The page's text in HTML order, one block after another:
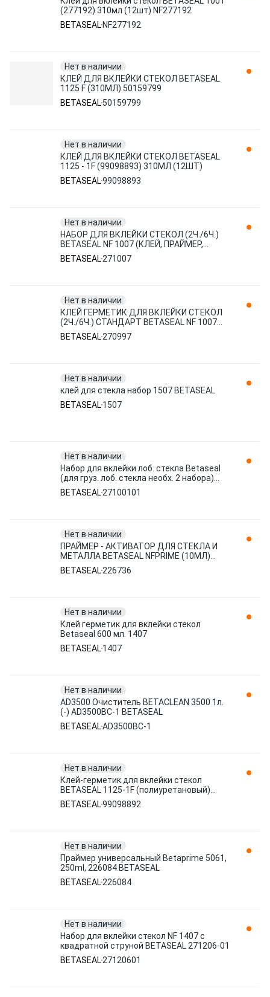
(277192) 310мл (12шт) NF277192
BETASEAL NF277192
Нет в наличии
КЛЕЙ ДЛЯ ВКЛЕЙКИ СТЕКОЛ BETASEAL
1125 F (310МЛ) 50159799
BETASEAL50159799
Нет в наличии
КЛЕЙ ДЛЯ ВКЛЕЙКИ СТЕКОЛ BETASEAL
1125 - 1F (99098893) 310МЛ (12ШТ)
BETASEAL99098893
Нет в наличии
НАБОР ДЛЯ ВКЛЕЙКИ СТЕКОЛ (2Ч./6Ч.)
BETASEAL NF 1007 (КЛЕЙ, ПРАЙМЕР,
АППЛИКАТОР,САЛФЕТКА, БЕЗ СТРУНЫ)
271007
BETASEAL271007
Нет в наличии
КЛЕЙ ГЕРМЕТИК ДЛЯ ВКЛЕЙКИ СТЕКОЛ
(2Ч./6Ч.) СТАНДАРТ BETASEAL NF 1007
(310МЛ) КАРТУШ 270997
BETASEAL270997
Нет в наличии
клей для стекла набор 1507 BETASEAL
BETASEAL1507
Нет в наличии
Набор для вклейки лоб. стекла Betaseal
(для груз. лоб. стекла необх. 2 набора)
или + туба 27100101
BETASEAL27100101
Нет в наличии
ПРАЙМЕР - АКТИВАТОР ДЛЯ СТЕКЛА И
МЕТАЛЛА BETASEAL NFPRIME (10МЛ)
226736
BETASEAL226736
Нет в наличии
Клей герметик для вклейки стекол
Betaseal 600 мл. 1407
BETASEAL1407
Нет в наличии
AD3500 Очиститель BETACLEAN 3500 1л.
(-) AD3500BC-1 BETASEAL
BETASEALAD3500BC-1
Нет в наличии
Клей-герметик для вклейки стекол
BETASEAL 1125-1F (полиуретановый)
600мл КОЛБАСА, 99098892
BETASEAL99098892
Нет в наличии
Праймер универсальный Betaprime 5061,
250ml, 226084 BETASEAL
BETASEAL226084
Нет в наличии
Набор для вклейки стекол NF 1407 с
квадратной струной BETASEAL 271206-01
BETASEAL27120601